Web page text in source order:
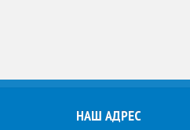
НАШ АДРЕС